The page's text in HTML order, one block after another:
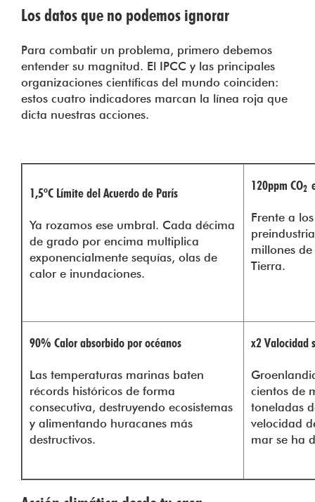
Los datos que no podemos ignorar
Para combatir un problema, primero debemos
entender su magnitud. El IPCC y las principales
organizaciones científicas del mundo coinciden:
estos cuatro indicadores marcan la línea roja que
dicta nuestras acciones.
1,5ºC Límite del Acuerdo de París
Ya rozamos ese umbral. Cada décima
de grado por encima multiplica
exponencialmente sequías, olas de
calor e inundaciones.
120ppm CO2
Frente a
millones
Tierra.
90% Calor absorbido por océanos
Las temperaturas marinas baten
récords históricos de forma
consecutiva, destruyendo ecosistemas
y alimentando huracanes más
destructivos.
x2 Valocidad
cientos de
toneladas
velocidad
mar se ha